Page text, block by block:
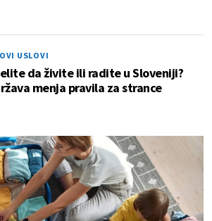
USLOVI
da živite ili radite u Sloveniji?
menja pravila za strance